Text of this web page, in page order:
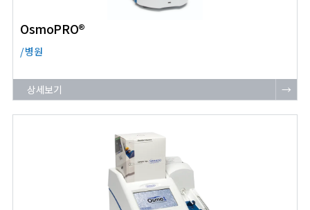
OsmoPRO®
/ 병원
상세보기 →